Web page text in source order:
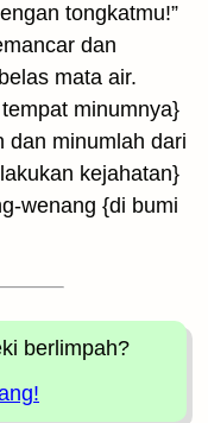
tongkatmu!”
dan
mata air.
minumnya}
dan minumlah dari
kejahatan}
wenang {di bumi
berlimpah?